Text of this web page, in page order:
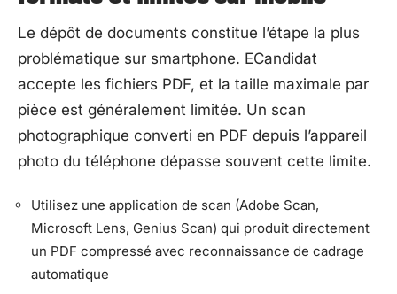
Le dépôt de documents constitue l’étape la plus
problématique sur smartphone. ECandidat
accepte les fichiers PDF, et la taille maximale par
pièce est généralement limitée. Un scan
photographique converti en PDF depuis l’appareil
photo du téléphone dépasse souvent cette limite.
Utilisez une application de scan (Adobe Scan,
Microsoft Lens, Genius Scan) qui produit directement
un PDF compressé avec reconnaissance de cadrage
automatique